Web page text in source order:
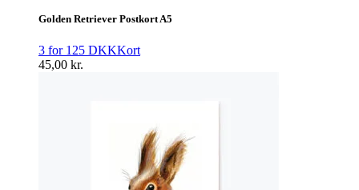
Golden Retriever Postkort A5
3 for 125 DKKKort
45,00 kr.